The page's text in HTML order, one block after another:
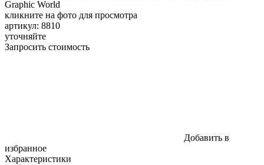
кликните на фото для просмотра
артикул: 8810
уточняйте
Запросить стоимость
Добавить в
избранное
Характеристики